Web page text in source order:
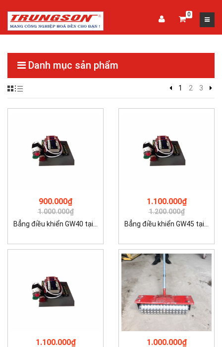
0
Danh mục sản phẩm
1 2 3
900.000₫
1.000.000₫
Bẳng điều khiển GW40 tại...
1.100.000₫
1.200.000₫
Bẳng điều khiển GW45 tại...
1.100.000₫ 1.000.000₫